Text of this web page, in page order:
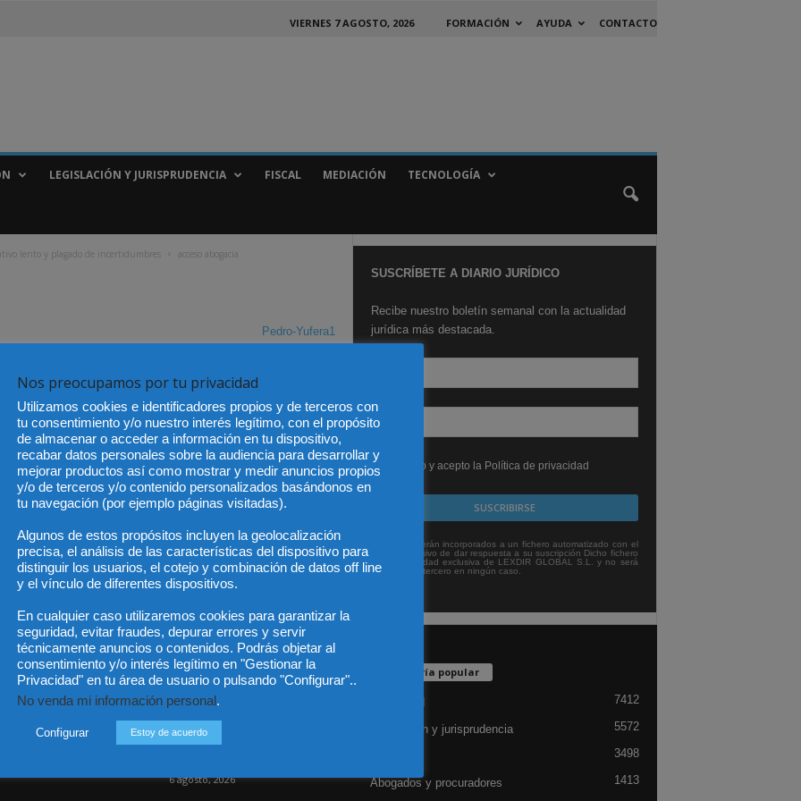
VIERNES 7 AGOSTO, 2026 FORMACIÓN AYUDA CONTACTO
LEGISLACIÓN Y JURISPRUDENCIA FISCAL MEDIACIÓN TECNOLOGÍA
lento y plagado de incertidumbres acceso abogacia
Pedro-Yufera1
SUSCRÍBETE A DIARIO JURÍDICO
Recibe nuestro boletín semanal con la actualidad
jurídica más destacada.
He leído y acepto la Política de privacidad
Sus datos serán incorporados a un fichero automatizado con el
objeto exclusivo de dar respuesta a su suscripción Dicho fichero
es de titularidad exclusiva de LEXDIR GLOBAL S.L. y no será
cedido a un tercero en ningún caso.
Incluso más noticias
Las empresas se exponen a
responsabilidades penales
por una prevención
6 agosto, 2026
Categoría popular
7412
Legislación y jurisprudencia 5572
3498
Abogados y procuradores
1413
Nos preocupamos por tu privacidad
Utilizamos cookies e identificadores propios y de terceros con
tu consentimiento y/o nuestro interés legítimo, con el propósito
de almacenar o acceder a información en tu dispositivo,
recabar datos personales sobre la audiencia para desarrollar y
mejorar productos así como mostrar y medir anuncios propios
y/o de terceros y/o contenido personalizados basándonos en
tu navegación (por ejemplo páginas visitadas).
Algunos de estos propósitos incluyen la geolocalización
precisa, el análisis de las características del dispositivo para
distinguir los usuarios, el cotejo y combinación de datos off line
y el vínculo de diferentes dispositivos.
En cualquier caso utilizaremos cookies para garantizar la
seguridad, evitar fraudes, depurar errores y servir
técnicamente anuncios o contenidos. Podrás objetar al
consentimiento y/o interés legítimo en "Gestionar la
Privacidad" en tu área de usuario o pulsando "Configurar"..
No venda mi información personal.
Configurar Estoy de acuerdo